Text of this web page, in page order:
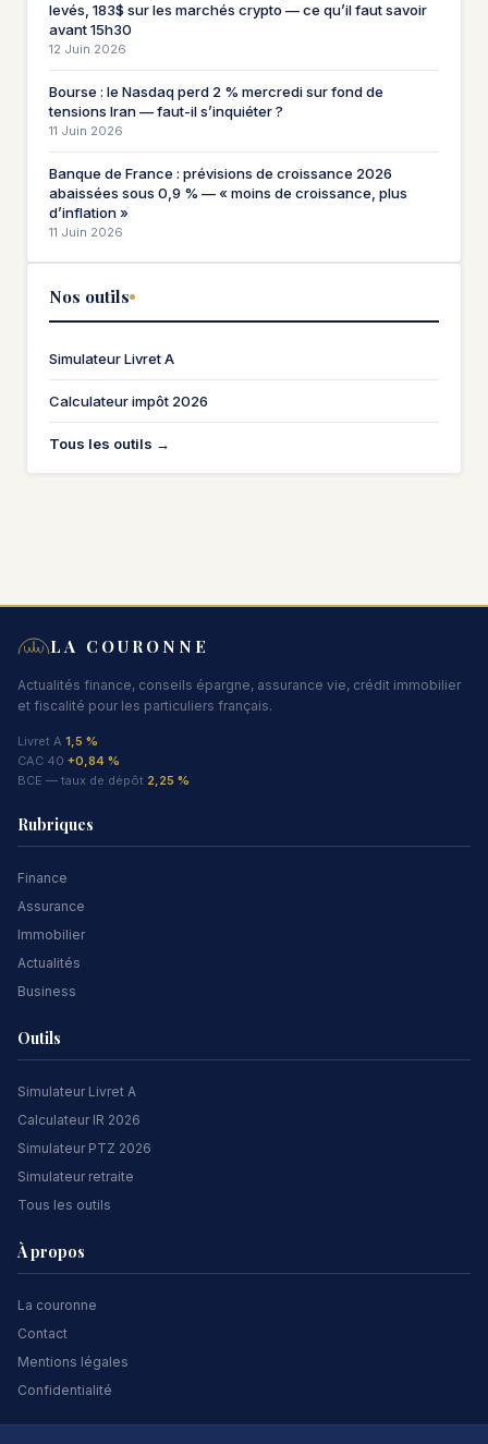
levés, 183$ sur les marchés crypto — ce qu’il faut savoir
avant 15h30
12 Juin 2026
Bourse : le Nasdaq perd 2 % mercredi sur fond de
tensions Iran — faut-il s’inquiéter ?
11 Juin 2026
Banque de France : prévisions de croissance 2026
abaissées sous 0,9 % — « moins de croissance, plus
d’inflation »
11 Juin 2026
Nos outils
Simulateur Livret A
Calculateur impôt 2026
Tous les outils →
LA COURONNE
Actualités finance, conseils épargne, assurance vie, crédit immobilier
et fiscalité pour les particuliers français.
Livret A 1,5 %
CAC 40 +0,84 %
BCE — taux de dépôt 2,25 %
Rubriques
Finance
Assurance
Immobilier
Actualités
Business
Outils
Simulateur Livret A
Calculateur IR 2026
Simulateur PTZ 2026
Simulateur retraite
Tous les outils
À propos
La couronne
Contact
Mentions légales
Confidentialité